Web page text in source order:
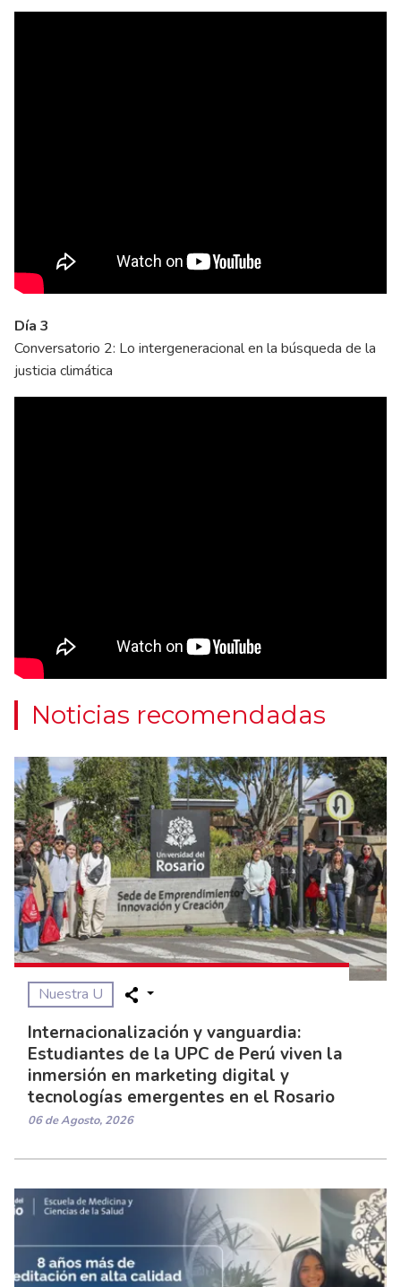
Día 3
Conversatorio 2: Lo intergeneracional en la búsqueda de la
justicia climática
Noticias recomendadas
Nuestra U
Internacionalización y vanguardia:
Estudiantes de la UPC de Perú viven la
inmersión en marketing digital y
tecnologías emergentes en el Rosario
06 de Agosto, 2026